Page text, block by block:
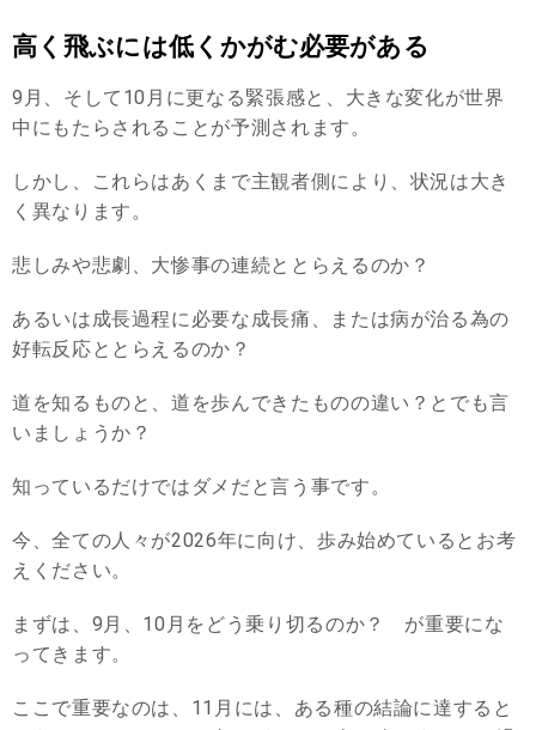
高く飛ぶには低くかがむ必要がある
9月、そして10月に更なる緊張感と、大きな変化が世界
中にもたらされることが予測されます。
しかし、これらはあくまで主観者側により、状況は大き
く異なります。
悲しみや悲劇、大惨事の連続ととらえるのか？
あるいは成長過程に必要な成長痛、または病が治る為の
好転反応ととらえるのか？
道を知るものと、道を歩んできたものの違い？とでも言
いましょうか？
知っているだけではダメだと言う事です。
今、全ての人々が2026年に向け、歩み始めているとお考
えください。
まずは、9月、10月をどう乗り切るのか？ が重要にな
ってきます。
ここで重要なのは、11月には、ある種の結論に達すると